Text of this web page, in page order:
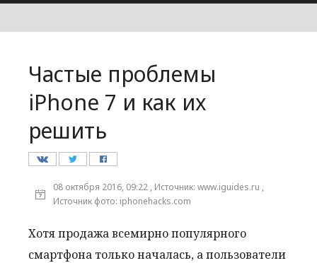
Авто
Происшествия
Частые проблемы
iPhone 7 и как их
решить
08 октября 2016, 09:22 , Источник: www.iguides.ru ,
Источник фото: iphonehacks.com
Хотя продажа всемирно популярного
смартфона только началась, а пользователи